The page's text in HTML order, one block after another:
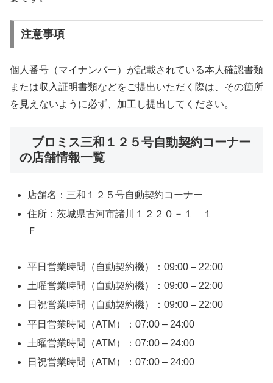
注意事項
個人番号（マイナンバー）が記載されている本人確認書類
または収入証明書類などをご提出いただく際は、その箇所
を見えないように必ず、加工し提出してください。
プロミス三和１２５号自動契約コーナー
の店舗情報一覧
店舗名：三和１２５号自動契約コーナー
住所：茨城県古河市諸川１２２０－１ １
Ｆ
平日営業時間（自動契約機）：09:00 – 22:00
土曜営業時間（自動契約機）：09:00 – 22:00
日祝営業時間（自動契約機）：09:00 – 22:00
平日営業時間（ATM）：07:00 – 24:00
土曜営業時間（ATM）：07:00 – 24:00
日祝営業時間（ATM）：07:00 – 24:00